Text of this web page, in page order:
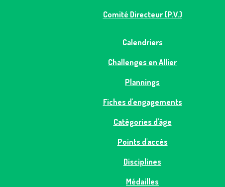
Comité Directeur (P.V.)
Calendriers
Challenges en Allier
Plannings
Fiches d'engagements
Catégories d'âge
Points d'accès
Disciplines
Médailles